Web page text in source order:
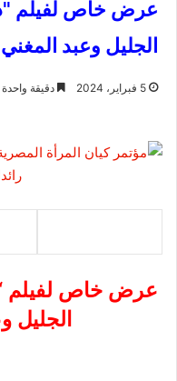
عرض خاص لفيلم
الجليل وعبد المغني
5 فبراير، 2024 دقيقة واحدة
عرض خاص لفيلم
الجليل